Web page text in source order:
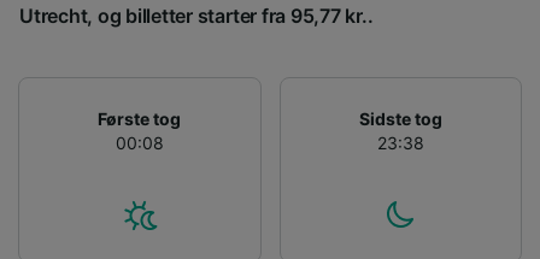
Utrecht, og billetter starter fra 95,77 kr..
Første tog
00:08
Sidste tog
23:38